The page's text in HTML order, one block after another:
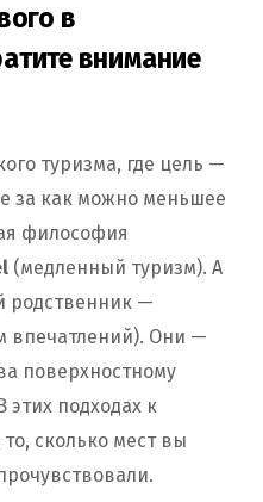
в
внимание
туризма, где цель —
за как можно меньшее
философия
(медленный туризм). А
родственник —
впечатлений). Они —
поверхностному
этих подходах к
сколько мест вы